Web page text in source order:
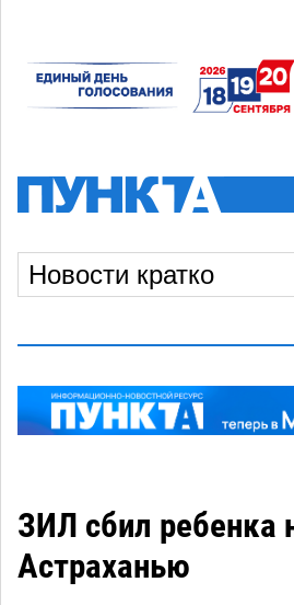
ЗИЛ сбил ребенка
Астраханью